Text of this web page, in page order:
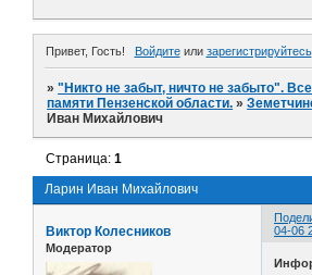
Привет, Гость! Войдитеили зарегистрируйтесь.
»"Никто не забыт, ничто не забыто".
памяти Пензенской области. »
Иван Михайлович
Ларин Иван Михайлович
Страница:1
04-06
Виктор Колесников
Модератор